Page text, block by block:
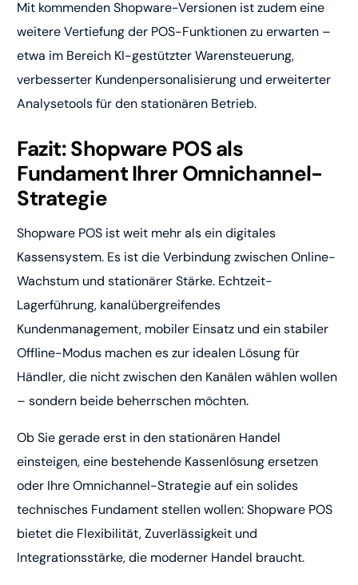
Mit kommenden Shopware-Versionen ist zudem eine
weitere Vertiefung der POS-Funktionen zu erwarten –
etwa im Bereich KI-gestützter Warensteuerung,
verbesserter Kundenpersonalisierung und erweiterter
Analysetools für den stationären Betrieb.
Fazit: Shopware POS als
Fundament Ihrer Omnichannel-
Strategie
Shopware POS ist weit mehr als ein digitales
Kassensystem. Es ist die Verbindung zwischen Online-
Wachstum und stationärer Stärke. Echtzeit-
Lagerführung, kanalübergreifendes
Kundenmanagement, mobiler Einsatz und ein stabiler
Offline-Modus machen es zur idealen Lösung für
Händler, die nicht zwischen den Kanälen wählen wollen
– sondern beide beherrschen möchten.
Ob Sie gerade erst in den stationären Handel
einsteigen, eine bestehende Kassenlösung ersetzen
oder Ihre Omnichannel-Strategie auf ein solides
technisches Fundament stellen wollen: Shopware POS
bietet die Flexibilität, Zuverlässigkeit und
Integrationsstärke, die moderner Handel braucht.